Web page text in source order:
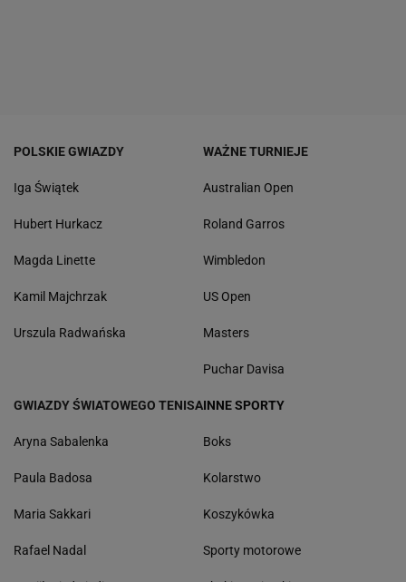
POLSKIE GWIAZDY
Iga Świątek
Hubert Hurkacz
Magda Linette
Kamil Majchrzak
Urszula Radwańska
WAŻNE TURNIEJE
Australian Open
Roland Garros
Wimbledon
US Open
Masters
Puchar Davisa
GWIAZDY ŚWIATOWEGO TENISA
Aryna Sabalenka
Paula Badosa
Maria Sakkari
Rafael Nadal
INNE SPORTY
Boks
Kolarstwo
Koszykówka
Sporty motorowe